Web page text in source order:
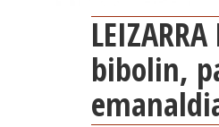
LEIZARRA MUSIKA ESKOLA:
bibolin,